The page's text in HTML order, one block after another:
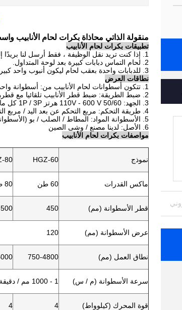
منقولة الذاتي محاذاة بكرات لحام الأنابيب
تطبيقات بكرات لحام الأنابيب
1. إذا كنت تريد نقل الوظيفة ، فقط أرسل لنا بريدًا إلكترونيًا واحدًا.
2. لحام التماس دبابات كبيرة بعد لوحة المتداول.
3. للدبابات واحدة بعقب لحام ليكون أنبوب واحد كبير.
نطاقات العرض
1. تتكون أسطوانات لحام الأنابيب من: أسطوانة واحدة تعمل بالطاقة ، أسطوانة ساطعة واحدة ، نظام التحكم الكهربائي
2. ضبط الطريقة: ضبط قطر الأنابيب تلقائيا مع قطرها 33-200 بوصة
3. الجهد: 110V - 600 V 50/60 هرتز 1P / 3P كل ما هو متاح
4. طريقة التحكم: مربع التحكم عن بعد اليد / مربع التحكم اليد اللاسلكية
5. الأسطوانة المواد: المطاط / الصلب / بو (الأسطوانة البولي يوريثين للمعادن غير الحديدية)
6. الأصل: لدينا مصنع / وشى الصين
مواصفات بكرات لحام الأنابيب
نموذج HGZ-60
80
ماكس القدرات 60 طن 80 طن
قطر الأسطوانة (مم) 450
500
عرض الأسطوانة (مم) 120
نطاق العمل (مم) 750-4800
سرعة الأسطوانة (م / س) 1 - 1000 مم / دقيقة
قوة المحرك (كيلوواط) 4
4